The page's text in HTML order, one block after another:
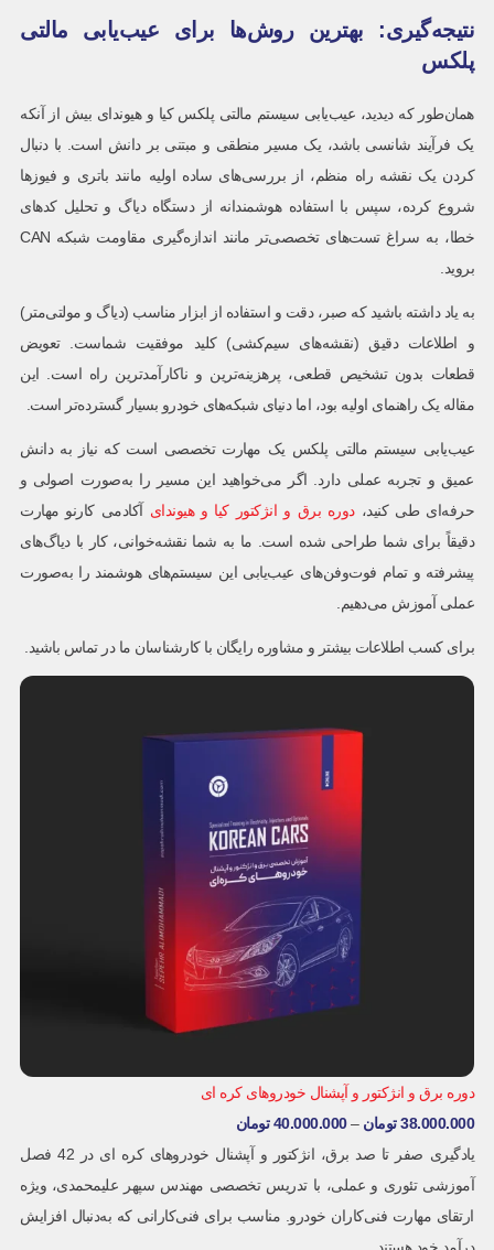
نتیجه‌گیری: بهترین روش‌ها برای عیب‌یابی مالتی
پلکس
همان‌طور که دیدید، عیب‌یابی سیستم مالتی پلکس کیا و هیوندای بیش از آنکه
یک فرآیند شانسی باشد، یک مسیر منطقی و مبتنی بر دانش است. با دنبال
کردن یک نقشه راه منظم، از بررسی‌های ساده اولیه مانند باتری و فیوزها
شروع کرده، سپس با استفاده هوشمندانه از دستگاه دیاگ و تحلیل کدهای
خطا، به سراغ تست‌های تخصصی‌تر مانند اندازه‌گیری مقاومت شبکه CAN
بروید.
به یاد داشته باشید که صبر، دقت و استفاده از ابزار مناسب (دیاگ و مولتی‌متر)
و اطلاعات دقیق (نقشه‌های سیم‌کشی) کلید موفقیت شماست. تعویض
قطعات بدون تشخیص قطعی، پرهزینه‌ترین و ناکارآمدترین راه است. این
مقاله یک راهنمای اولیه بود، اما دنیای شبکه‌های خودرو بسیار گسترده‌تر است.
عیب‌یابی سیستم مالتی پلکس یک مهارت تخصصی است که نیاز به دانش
عمیق و تجربه عملی دارد. اگر می‌خواهید این مسیر را به‌صورت اصولی و
حرفه‌ای طی کنید،دوره برق و انژکتور کیا و هیوندای آکادمی کارنو مهارت
دقیقاً برای شما طراحی شده است. ما به شما نقشه‌خوانی، کار با دیاگ‌های
پیشرفته و تمام فوت‌وفن‌های عیب‌یابی این سیستم‌های هوشمند را به‌صورت
عملی آموزش می‌دهیم.
برای کسب اطلاعات بیشتر و مشاوره رایگان با کارشناسان ما در تماس باشید.
دوره برق و انژکتور و آپشنال خودروهای کره ای
38.000.000 تومان –
40.000.000 تومان
یادگیری صفر تا صد برق، انژکتور و آپشنال خودروهای کره ای در 42 فصل
آموزشی تئوری و عملی، با تدریس تخصصی مهندس سپهر علیمحمدی، ویژه
ارتقای مهارت فنی‌کاران خودرو. مناسب برای فنی‌کارانی که به‌دنبال افزایش